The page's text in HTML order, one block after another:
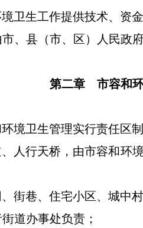
卫生工作提供技术、资
、县（市、区）人民政府
第二章 市容和
境卫生管理实行责任区
人行天桥 ， 由市容和环
、街巷、住宅小区、城
道办事处负责 ；